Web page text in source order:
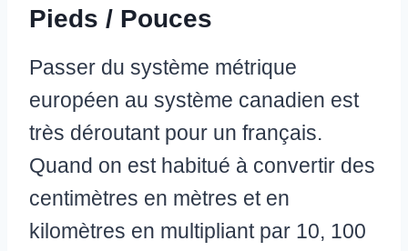
Pieds / Pouces
Passer du système métrique
européen au système canadien est
très déroutant pour un français.
Quand on est habitué à convertir des
centimètres en mètres et en
kilomètres en multipliant par 10, 100